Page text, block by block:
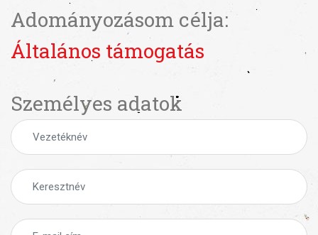
Adományozásom célja:
Általános támogatás
Személyes adatok